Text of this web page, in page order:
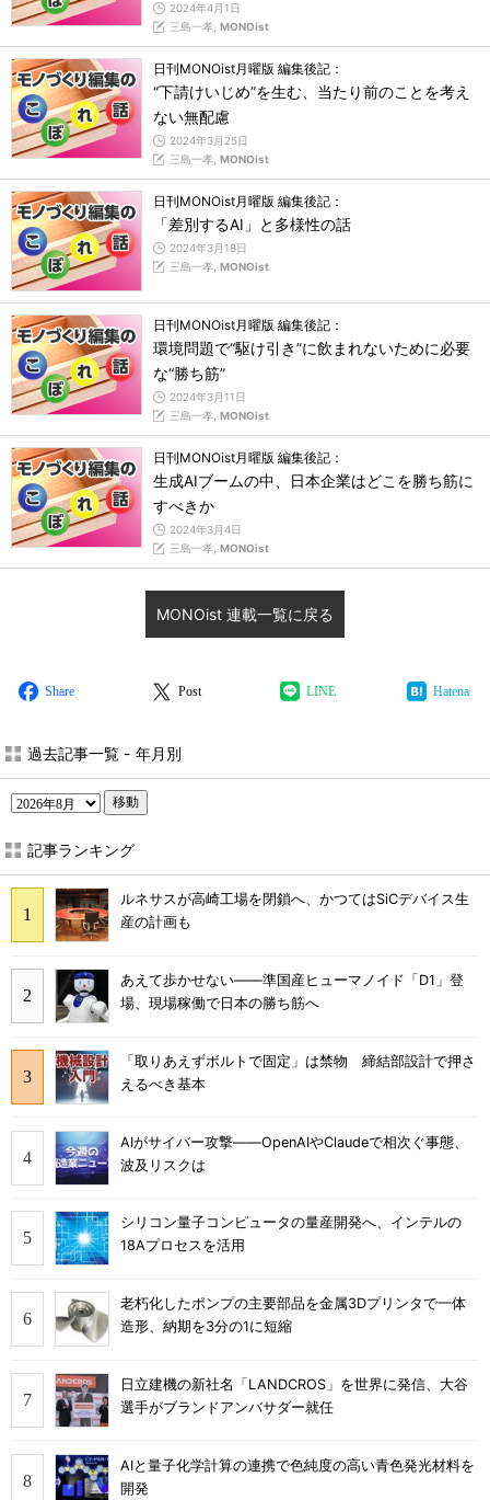
2024年4月1日
三島一孝, MONOist
日刊MONOist月曜版 編集後記：
“下請けいじめ”を生む、当たり前のことを考え
ない無配慮
2024年3月25日
三島一孝, MONOist
日刊MONOist月曜版 編集後記：
「差別するAI」と多様性の話
2024年3月18日
三島一孝, MONOist
日刊MONOist月曜版 編集後記：
環境問題で“駆け引き”に飲まれないために必要
な“勝ち筋”
2024年3月11日
三島一孝, MONOist
日刊MONOist月曜版 編集後記：
生成AIブームの中、日本企業はどこを勝ち筋に
すべきか
2024年3月4日
三島一孝, MONOist
MONOist 連載一覧に戻る
Share Post LINE Hatena
過去記事一覧 - 年月別
移動
記事ランキング
ルネサスが高崎工場を閉鎖へ、かつてはSiCデバイス生
産の計画も
あえて歩かせない――準国産ヒューマノイド「D1」登
場、現場稼働で日本の勝ち筋へ
「取りあえずボルトで固定」は禁物 締結部設計で押さ
えるべき基本
AIがサイバー攻撃――OpenAIやClaudeで相次ぐ事態、
波及リスクは
シリコン量子コンピュータの量産開発へ、インテルの
18Aプロセスを活用
老朽化したポンプの主要部品を金属3Dプリンタで一体
造形、納期を3分の1に短縮
日立建機の新社名「LANDCROS」を世界に発信、大谷
選手がブランドアンバサダー就任
AIと量子化学計算の連携で色純度の高い青色発光材料を
開発